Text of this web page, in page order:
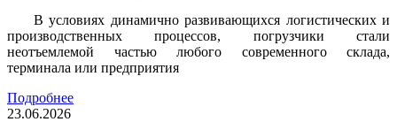
В условиях динамично развивающихся логистических и
производственных процессов, погрузчики стали
неотъемлемой частью любого современного склада,
терминала или предприятия
Подробнее
23.06.2026